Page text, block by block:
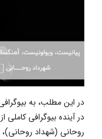
در این مطلب، به
در آینده بیوگرافی کاملی
روحانی (شهداد روحانی)، زاده ۶ خرداد ۱۳۳۳ در